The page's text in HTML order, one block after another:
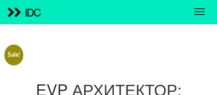
IDC
Sale!
EVP АРХИТЕКТОР: